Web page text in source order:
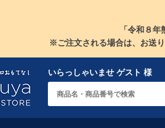
「令和８
※ご注文される場合は、お送
いらっしゃいませ ゲスト 様